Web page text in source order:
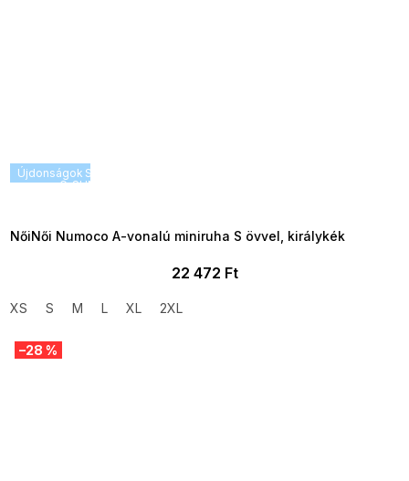
Újdonságok SUMMER SALE -35% ?
G_SUMMER35:35:HUF:P:f!2026-
NőiNői Numoco A-vonalú miniruha S övvel, királykék
22 472 Ft
XS S M L XL 2XL
–28 %